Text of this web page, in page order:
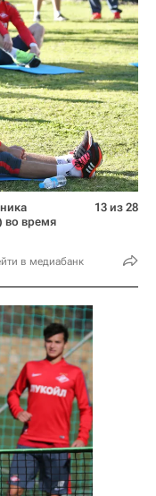
во время
в медиабанк
13 из 28